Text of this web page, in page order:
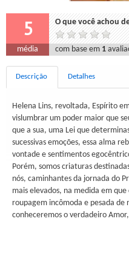
5 O que você achou
média com base em 1
Descrição Detalhes
Helena Lins, revoltada, Espírito
vislumbrar um poder maior que
que a sua, uma Lei que
sucessivas emoções, essa alma
vontade e sentimentos
Porém, somos criaturas
nós, caminhantes da jornada do
mais elevados, na medida em
roupagem incômoda e pesada de
conheceremos o verdadeiro